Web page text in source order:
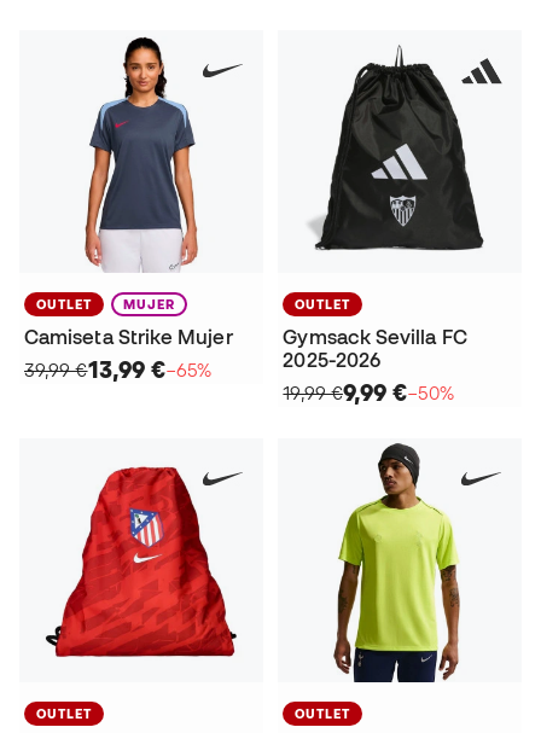
OUTLET MUJER
Camiseta Strike Mujer
39,99 €13,99 €−65%
OUTLET
Gymsack Sevilla FC
2025-2026
19,99 €9,99 €−50%
OUTLET OUTLET